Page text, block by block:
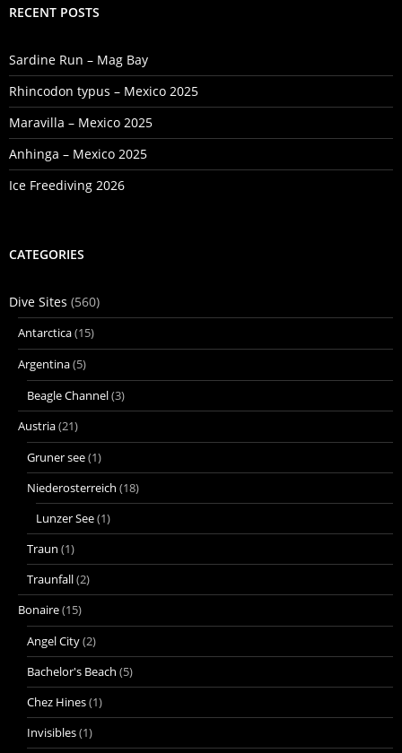
RECENT POSTS
Sardine Run – Mag Bay
Rhincodon typus – Mexico 2025
Maravilla – Mexico 2025
Anhinga – Mexico 2025
Ice Freediving 2026
CATEGORIES
Dive Sites (560)
Antarctica(15)
Argentina(5)
Beagle Channel(3)
Austria(21)
Gruner see(1)
Niederosterreich (18)
Lunzer See(1)
Traun (1)
Traunfall(2)
Bonaire(15)
Angel City(2)
Bachelor's Beach (5)
Chez Hines(1)
Invisibles(1)